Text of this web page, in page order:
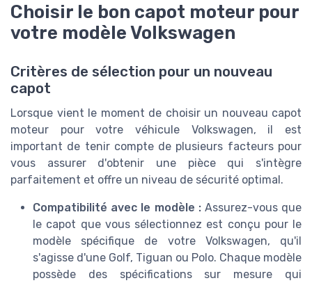
Choisir le bon capot moteur pour
votre modèle Volkswagen
Critères de sélection pour un nouveau
capot
Lorsque vient le moment de choisir un nouveau capot
moteur pour votre véhicule Volkswagen, il est
important de tenir compte de plusieurs facteurs pour
vous assurer d'obtenir une pièce qui s'intègre
parfaitement et offre un niveau de sécurité optimal.
Compatibilité avec le modèle :Assurez-vous que
le capot que vous sélectionnez est conçu pour le
modèle spécifique de votre Volkswagen, qu'il
s'agisse d'une Golf, Tiguan ou Polo. Chaque modèle
possède des spécifications sur mesure qui